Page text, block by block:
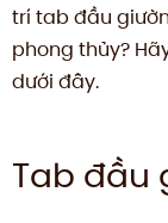
trí tab đầu
phong thủy?
dưới đây.
Tab đầu